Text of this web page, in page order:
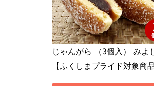
じゃんがら （3個入） みよ
【ふくしまプライド対象商品